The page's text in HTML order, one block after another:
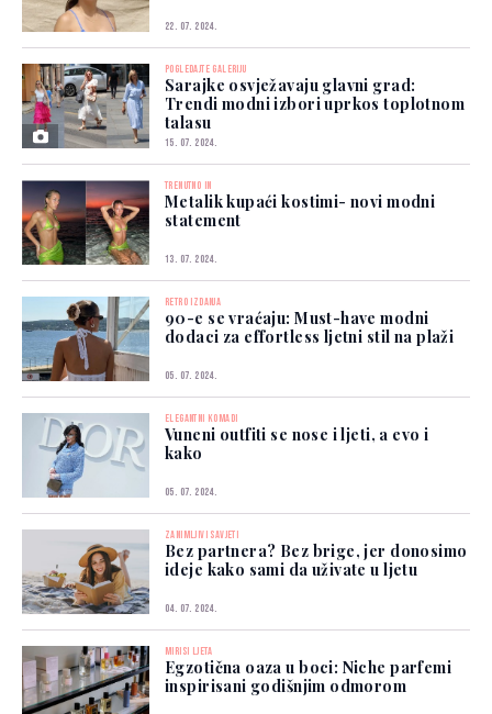
22. 07. 2024.
POGLEDAJTE GALERIJU
Sarajke osvježavaju glavni grad:
Trendi modni izbori uprkos toplotnom
talasu
15. 07. 2024.
TRENUTNO IN
Metalik kupaći kostimi- novi modni
statement
13. 07. 2024.
RETRO IZDANJA
90-e se vraćaju: Must-have modni
dodaci za effortless ljetni stil na plaži
05. 07. 2024.
ELEGANTNI KOMADI
Vuneni outfiti se nose i ljeti, a evo i
kako
05. 07. 2024.
ZANIMLJIVI SAVJETI
Bez partnera? Bez brige, jer donosimo
ideje kako sami da uživate u ljetu
04. 07. 2024.
MIRISI LJETA
Egzotična oaza u boci: Niche parfemi
inspirisani godišnjim odmorom